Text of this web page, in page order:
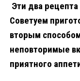
Эти два
Советуем
вторым
неповторимые
приятного